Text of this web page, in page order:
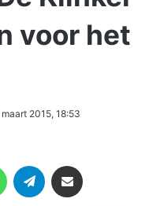
voor het
2015, 18:53